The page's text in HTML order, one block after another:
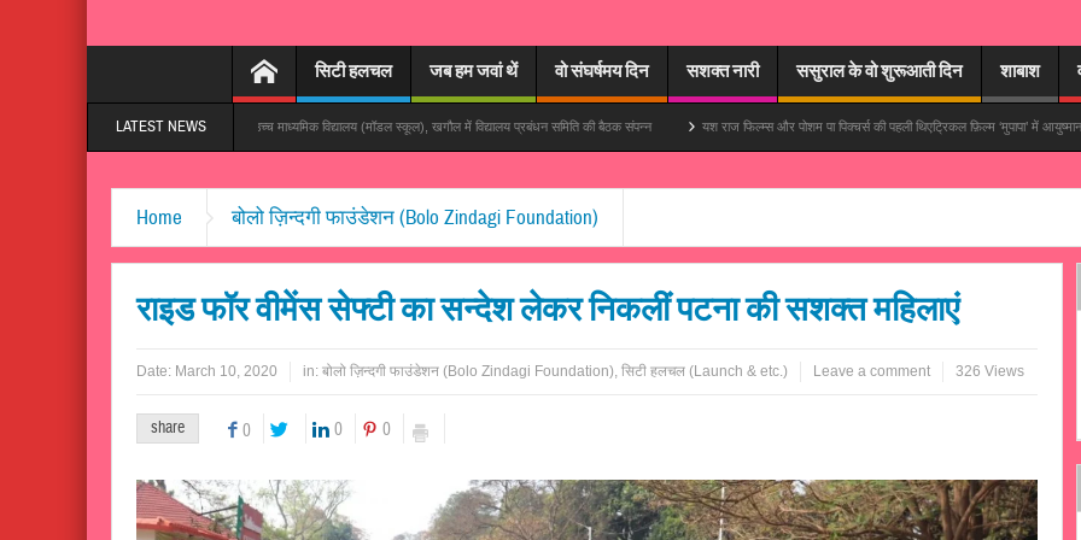
सिटी हलचल जब हम जवां थें वो संघर्षमय दिन सशक्त नारी ससुराल के वो शुरूआती दिन शाबाश
LATEST NEWS
गांधी उच्च माध्यमिक विद्यालय (मॉडल स्कूल), खगौल में विद्यालय प्रबंधन समिति की बैठक संपन्न यश राज फिल्म्स और पोशम पा पिक्चर्स की पहली थिएट्रिकल फ़िल्म ‘मुपापा’ में आयुष्मान खुराना मुख्य भूमिका में
Home बोलो ज़िन्दगी फाउंडेशन (Bolo Zindagi Foundation)
राइड फॉर वीमेंस सेफ्टी का सन्देश लेकर निकलीं पटना की सशक्त महिलाएं
Date: March 10, 2020 in: बोलो ज़िन्दगी फाउंडेशन (Bolo Zindagi Foundation), सिटी हलचल (Launch & etc.) Leave a comment 326 Views
share 0 0 0